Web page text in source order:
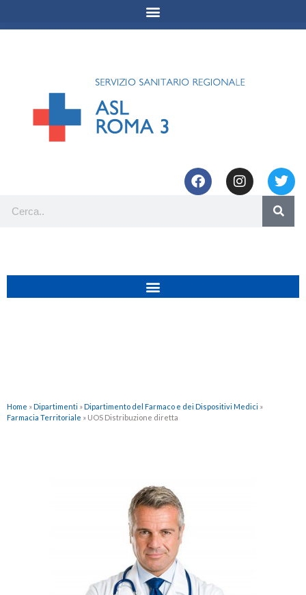
Home »Dipartimenti »Dipartimento del Farmaco e dei Dispositivi Medici »
Farmacia Territoriale » UOS Distribuzione diretta